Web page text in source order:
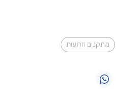
מתקנים וזרועות